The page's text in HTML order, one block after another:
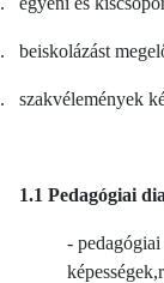
beiskolázást
szakvélemények
1.1 Pedagógiai
-